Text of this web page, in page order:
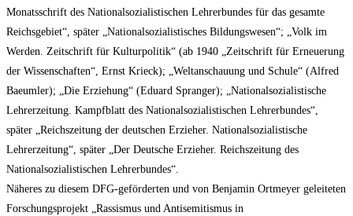
Monatsschrift des Nationalsozialistischen Lehrerbundes für das gesamte
Reichsgebiet“, später „Nationalsozialistisches Bildungswesen“; „Volk im
Werden. Zeitschrift für Kulturpolitik“ (ab 1940 „Zeitschrift für Erneuerung
der Wissenschaften“, Ernst Krieck); „Weltanschauung und Schule“ (Alfred
Baeumler); „Die Erziehung“ (Eduard Spranger); „Nationalsozialistische
Lehrerzeitung. Kampfblatt des Nationalsozialistischen Lehrerbundes“,
später „Reichszeitung der deutschen Erzieher. Nationalsozialistische
Lehrerzeitung“, später „Der Deutsche Erzieher. Reichszeitung des
Nationalsozialistischen Lehrerbundes“.
Näheres zu diesem DFG-geförderten und von Benjamin Ortmeyer geleiteten
Forschungsprojekt „Rassismus und Antisemitismus in